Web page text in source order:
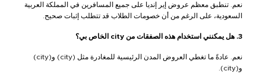
نعم. تنطبق معظم عروض إير إنديا على جميع المسافرين في المملكة العربية
السعودية، على الرغم من أن خصومات الطلاب قد تتطلب إثبات صحيح.
3. هل يمكنني استخدام هذه الصفقات من city الخاص بي؟
نعم. عادةً ما تغطي العروض المدن الرئيسية للمغادرة مثل (city) و(city)
و(city).